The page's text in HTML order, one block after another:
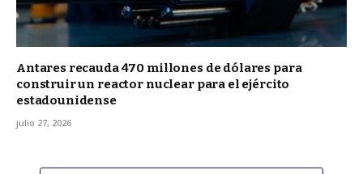
Antares recauda 470 millones de dólares para
construir un reactor nuclear para el ejército
estadounidense
julio 27, 2026